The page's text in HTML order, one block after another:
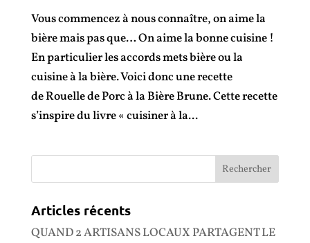
Vous commencez à nous connaître, on aime la
bière mais pas que… On aime la bonne cuisine !
En particulier les accords mets bière ou la
cuisine à la bière. Voici donc une recette
de Rouelle de Porc à la Bière Brune. Cette recette
s’inspire du livre « cuisiner à la...
Articles récents
QUAND 2 ARTISANS LOCAUX PARTAGENT LE